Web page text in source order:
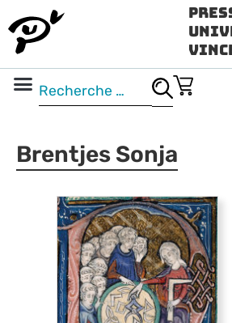
Brentjes Sonja